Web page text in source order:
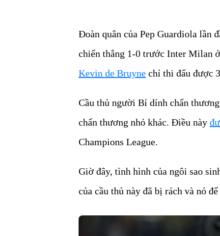
Đoàn quân của Pep Guardiola lần
chiến thắng 1-0 trước Inter Milan
Kevin de Bruyne chỉ thi đấu được
Cầu thủ người Bỉ dính chấn
chấn thương nhỏ khác. Điều này
Champions League.
Giờ đây, tình hình của ngôi sao
của cầu thủ này đã bị rách và nó